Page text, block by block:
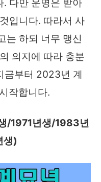
. 다만 운명은 받아
입니다. 따라서 사
는 하되 너무 맹신
의지에 따라 충분
금부터 2023년 계
시작합니다.
/1971년생/1983년
생)